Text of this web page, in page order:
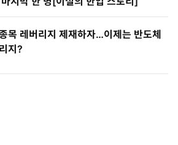
목 레버리지 제재하자…이제는 반도체
지?